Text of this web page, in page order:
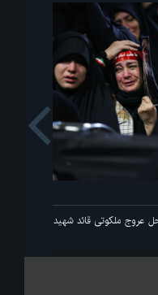
عروج ملکوتی قائد شهید انقلاب